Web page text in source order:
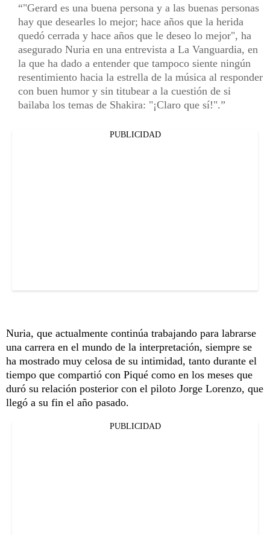
"Gerard es una buena persona y a las buenas personas
hay que desearles lo mejor; hace años que la herida
quedó cerrada y hace años que le deseo lo mejor", ha
asegurado Nuria en una entrevista a La Vanguardia, en
la que ha dado a entender que tampoco siente ningún
resentimiento hacia la estrella de la música al responder
con buen humor y sin titubear a la cuestión de si
bailaba los temas de Shakira: "¡Claro que sí!".
PUBLICIDAD
Nuria, que actualmente continúa trabajando para labrarse
una carrera en el mundo de la interpretación, siempre se
ha mostrado muy celosa de su intimidad, tanto durante el
tiempo que compartió con Piqué como en los meses que
duró su relación posterior con el piloto Jorge Lorenzo, que
llegó a su fin el año pasado.
PUBLICIDAD